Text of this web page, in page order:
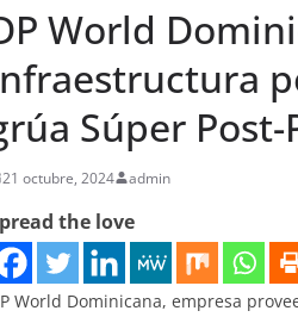
World
Súper
21 octubre, 2024 admin
the love
World Dominicana, empresa